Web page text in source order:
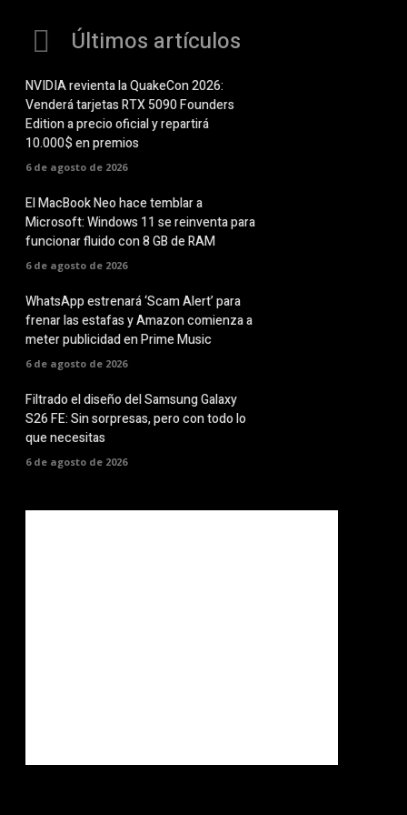
Últimos artículos
NVIDIA revienta la QuakeCon 2026:
Venderá tarjetas RTX 5090 Founders
Edition a precio oficial y repartirá
10.000$ en premios
6 de agosto de 2026
El MacBook Neo hace temblar a
Microsoft: Windows 11 se reinventa para
funcionar fluido con 8 GB de RAM
6 de agosto de 2026
WhatsApp estrenará ‘Scam Alert’ para
frenar las estafas y Amazon comienza a
meter publicidad en Prime Music
6 de agosto de 2026
Filtrado el diseño del Samsung Galaxy
S26 FE: Sin sorpresas, pero con todo lo
que necesitas
6 de agosto de 2026